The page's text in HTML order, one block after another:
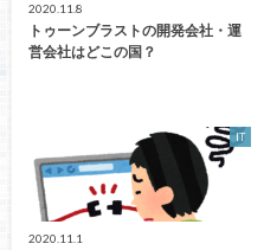
2020.11.8
トゥーンブラストの開発会社・運
営会社はどこの国？
IT
2020.11.1